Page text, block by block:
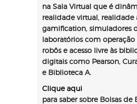
na Sala Virtual que é
realidade virtual, realidade
gamification, simuladores
laboratórios com
robôs e acesso livre às
digitais como Pearson,
e Biblioteca A.
Clique aqui
para saber sobre Bolsas de